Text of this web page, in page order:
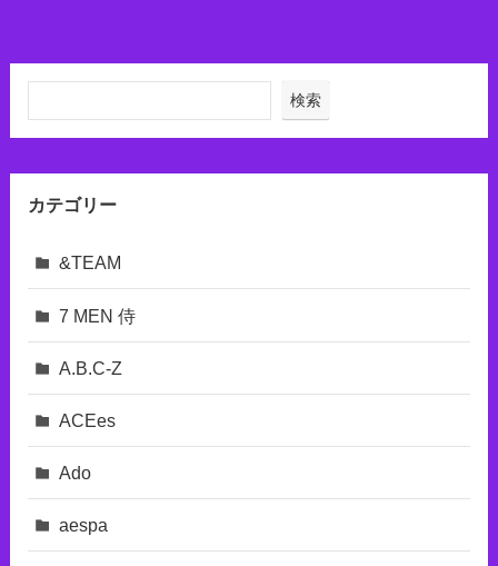
検索
カテゴリー
&TEAM
7 MEN 侍
A.B.C-Z
ACEes
Ado
aespa